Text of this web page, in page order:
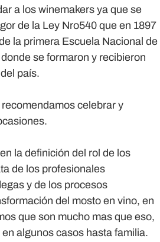
a los winemakers ya que se
de la Ley Nro540 que en 1897
la primera Escuela Nacional de
se formaron y recibieron
país.
celebrar y
la definición del rol de los
de los profesionales
y de los procesos
del mosto en vino, en
que son mucho mas que eso,
algunos casos hasta familia.